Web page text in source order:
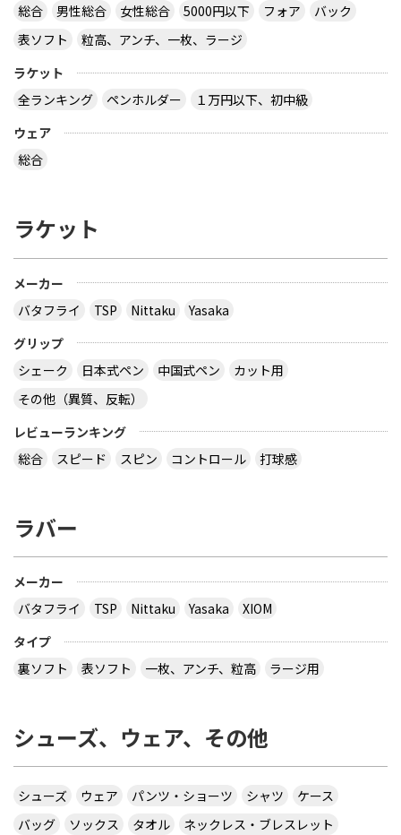
総合
男性総合 女性総合 5000円以下 フォア
バック
表ソフト
粒高、アンチ、一枚、ラージ
ラケット
全ランキング
ペンホルダー
１万円以下、初中級
ウェア
総合
ラケット
メーカー
バタフライ
TSP Nittaku
Yasaka
グリップ
シェーク
日本式ペン 中国式ペン
カット用
その他（異質、反転）
レビューランキング
総合
スピード スピン コントロール 打球感
ラバー
メーカー
バタフライ
TSP Nittaku Yasaka
XIOM
タイプ
裏ソフト
表ソフト 一枚、アンチ、粒高 ラージ用
シューズ、ウェア、その他
シューズ ウェア パンツ・ショーツ シャツ
ケース
バッグ
ソックス タオル
ネックレス・ブレスレット